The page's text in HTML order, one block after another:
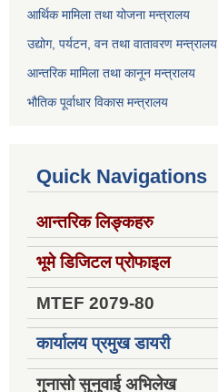
आर्थिक मामिला तथा योजना मन्त्रालय
उद्योग, पर्यटन, वन तथा वातावरण मन्त्रालय
आन्तरिक मामिला तथा कानून मन्त्रालय
भौतिक पूर्वाधार विकास मन्त्रालय
Quick Navigations
आन्तरिक लिङ्कहरु
भूमे डिजिटल प्रोफाइल
MTEF 2079-80
कार्यालय प्रमुख डायरी
गुनासो सुनुवाई अभिलेख